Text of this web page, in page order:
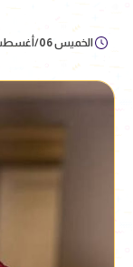
الخميس 06/أغسطس/2026 - 12:51 م